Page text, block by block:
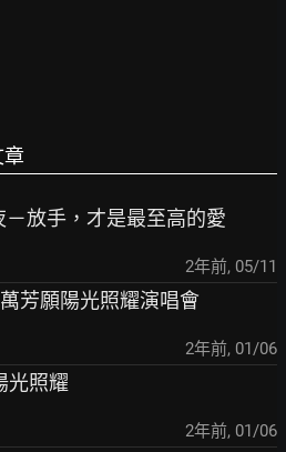
章
－放手，才是最至高的愛
2年前, 05/11
芳願陽光照耀演唱會
2年前, 01/06
光照耀
2年前, 01/06